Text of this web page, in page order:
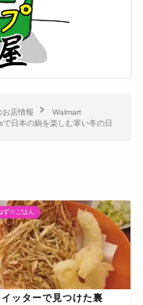
お店情報
Walmart
日本の鍋を楽しむ寒い冬の日
ず☆ごはん
イッターで見つけた裏